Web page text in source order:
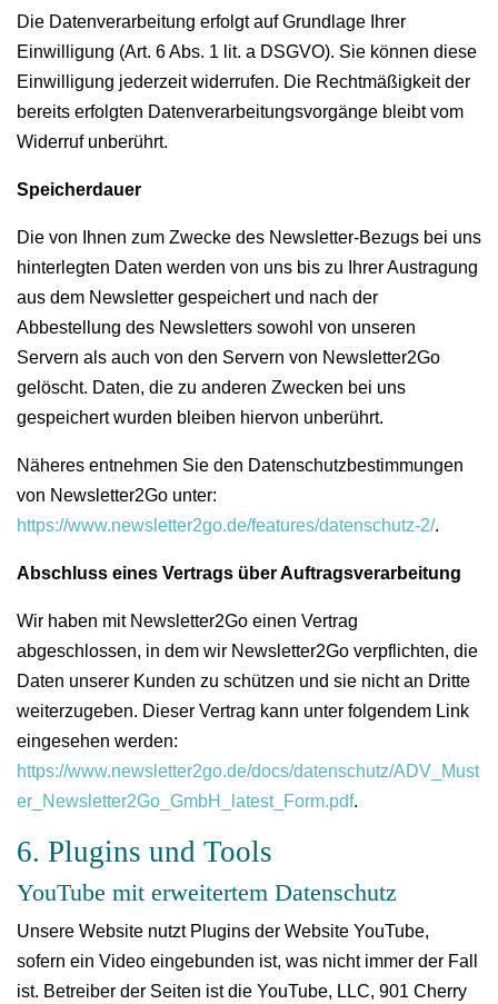
Die Datenverarbeitung erfolgt auf Grundlage Ihrer
Einwilligung (Art. 6 Abs. 1 lit. a DSGVO). Sie können diese
Einwilligung jederzeit widerrufen. Die Rechtmäßigkeit der
bereits erfolgten Datenverarbeitungsvorgänge bleibt vom
Widerruf unberührt.
Speicherdauer
Die von Ihnen zum Zwecke des Newsletter-Bezugs bei uns
hinterlegten Daten werden von uns bis zu Ihrer Austragung
aus dem Newsletter gespeichert und nach der
Abbestellung des Newsletters sowohl von unseren
Servern als auch von den Servern von Newsletter2Go
gelöscht. Daten, die zu anderen Zwecken bei uns
gespeichert wurden bleiben hiervon unberührt.
Näheres entnehmen Sie den Datenschutzbestimmungen
von Newsletter2Go unter:
https://www.newsletter2go.de/features/datenschutz-2/.
Abschluss eines Vertrags über Auftragsverarbeitung
Wir haben mit Newsletter2Go einen Vertrag
abgeschlossen, in dem wir Newsletter2Go verpflichten, die
Daten unserer Kunden zu schützen und sie nicht an Dritte
weiterzugeben. Dieser Vertrag kann unter folgendem Link
eingesehen werden:
https://www.newsletter2go.de/docs/datenschutz/ADV_Must
er_Newsletter2Go_GmbH_latest_Form.pdf.
6. Plugins und Tools
YouTube mit erweitertem Datenschutz
Unsere Website nutzt Plugins der Website YouTube,
sofern ein Video eingebunden ist, was nicht immer der Fall
ist. Betreiber der Seiten ist die YouTube, LLC, 901 Cherry